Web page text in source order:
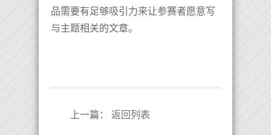
品需要有足够吸引力来让参赛者愿意写
与主题相关的文章。
上一篇 ： 返回列表